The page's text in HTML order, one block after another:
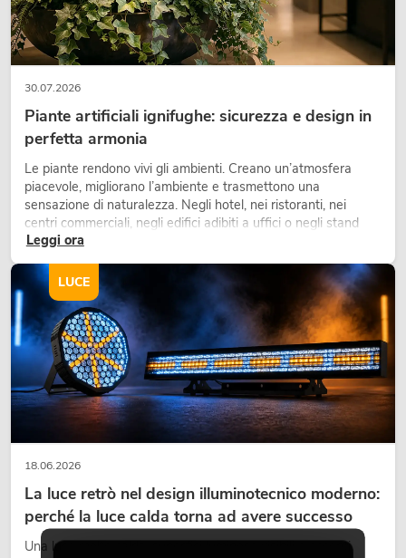
30.07.2026
Piante artificiali ignifughe: sicurezza e design in
perfetta armonia
Le piante rendono vivi gli ambienti. Creano un’atmosfera
piacevole, migliorano l’ambiente e trasmettono una
sensazione di naturalezza. Negli hotel, nei ristoranti, nei
centri commerciali, negli edifici adibiti a uffici o negli stand
fieristici, una vegetazione di alta qualità è ormai parte
integrante dei moderni progetti di arredamento.
Leggi ora
18.06.2026
La luce retrò nel design illuminotecnico moderno:
perché la luce calda torna ad avere successo
Una luce molto calda, superfici luminose visibili e accenti
LUCE